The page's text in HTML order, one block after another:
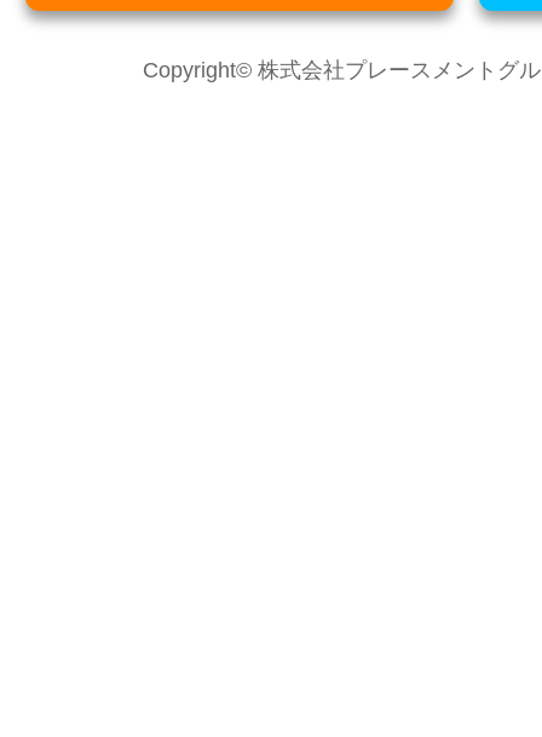
Copyright© 株式会社プレースメントグ